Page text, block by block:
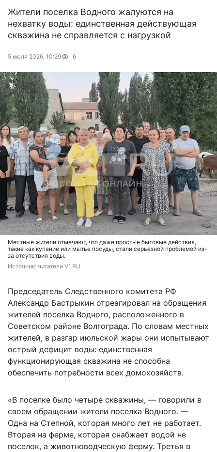
Жители поселка Водного жалуются на
нехватку воды: единственная действующая
скважина не справляется с нагрузкой
5 июля 2026, 10:29 6
Местные жители отмечают, что даже простые бытовые действия,
такие как купание или мытье посуды, стали серьезной проблемой из-
за отсутствия воды.
Источник: читатели V1.RU
Председатель Следственного комитета РФ
Александр Бастрыкин отреагировал на обращения
жителей поселка Водного, расположенного в
Советском районе Волгограда. По словам местных
жителей, в разгар июльской жары они испытывают
острый дефицит воды: единственная
функционирующая скважина не способна
обеспечить потребности всех домохозяйств.
«В поселке было четыре скважины, — говорили в
своем обращении жители поселка Водного. —
Одна на Степной, которая много лет не работает.
Вторая на ферме, которая снабжает водой не
поселок, а животноводческую ферму. Третья в